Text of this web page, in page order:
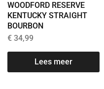
WOODFORD RESERVE
KENTUCKY STRAIGHT
BOURBON
€ 34,99
Lees meer